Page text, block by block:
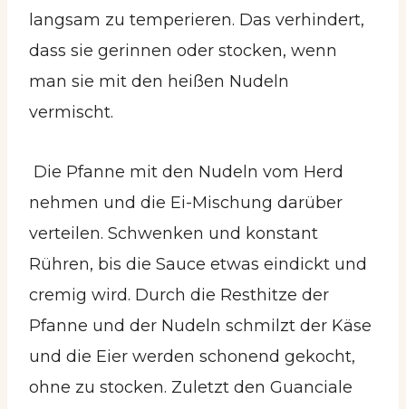
langsam zu temperieren. Das verhindert,
dass sie gerinnen oder stocken, wenn
man sie mit den heißen Nudeln
vermischt.
Die Pfanne mit den Nudeln vom Herd
nehmen und die Ei-Mischung darüber
verteilen. Schwenken und konstant
Rühren, bis die Sauce etwas eindickt und
cremig wird. Durch die Resthitze der
Pfanne und der Nudeln schmilzt der Käse
und die Eier werden schonend gekocht,
ohne zu stocken. Zuletzt den Guanciale